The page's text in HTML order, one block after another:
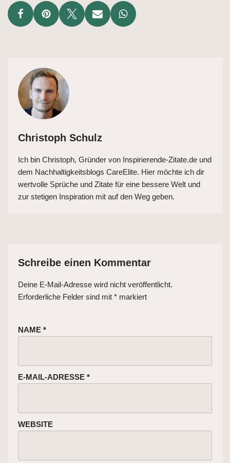
Christoph Schulz
Ich bin Christoph, Gründer von Inspirierende-Zitate.de und
dem Nachhaltigkeitsblogs CareElite. Hier möchte ich dir
wertvolle Sprüche und Zitate für eine bessere Welt und
zur stetigen Inspiration mit auf den Weg geben.
Schreibe einen Kommentar
Deine E-Mail-Adresse wird nicht veröffentlicht.
Erforderliche Felder sind mit * markiert
NAME *
E-MAIL-ADRESSE *
WEBSITE